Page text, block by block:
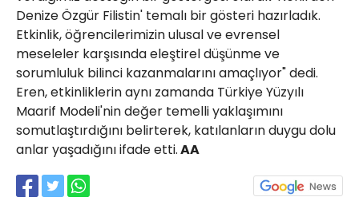
Denize Özgür Filistin' temalı bir gösteri hazırladık.
Etkinlik, öğrencilerimizin ulusal ve evrensel
meseleler karşısında eleştirel düşünme ve
sorumluluk bilinci kazanmalarını amaçlıyor" dedi.
Eren, etkinliklerin aynı zamanda Türkiye Yüzyılı
Maarif Modeli'nin değer temelli yaklaşımını
somutlaştırdığını belirterek, katılanların duygu dolu
anlar yaşadığını ifade etti.AA